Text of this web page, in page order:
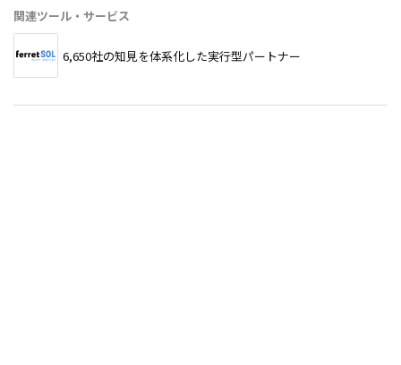
関連ツール・サービス
6,650社の知見を体系化した実行型パートナー